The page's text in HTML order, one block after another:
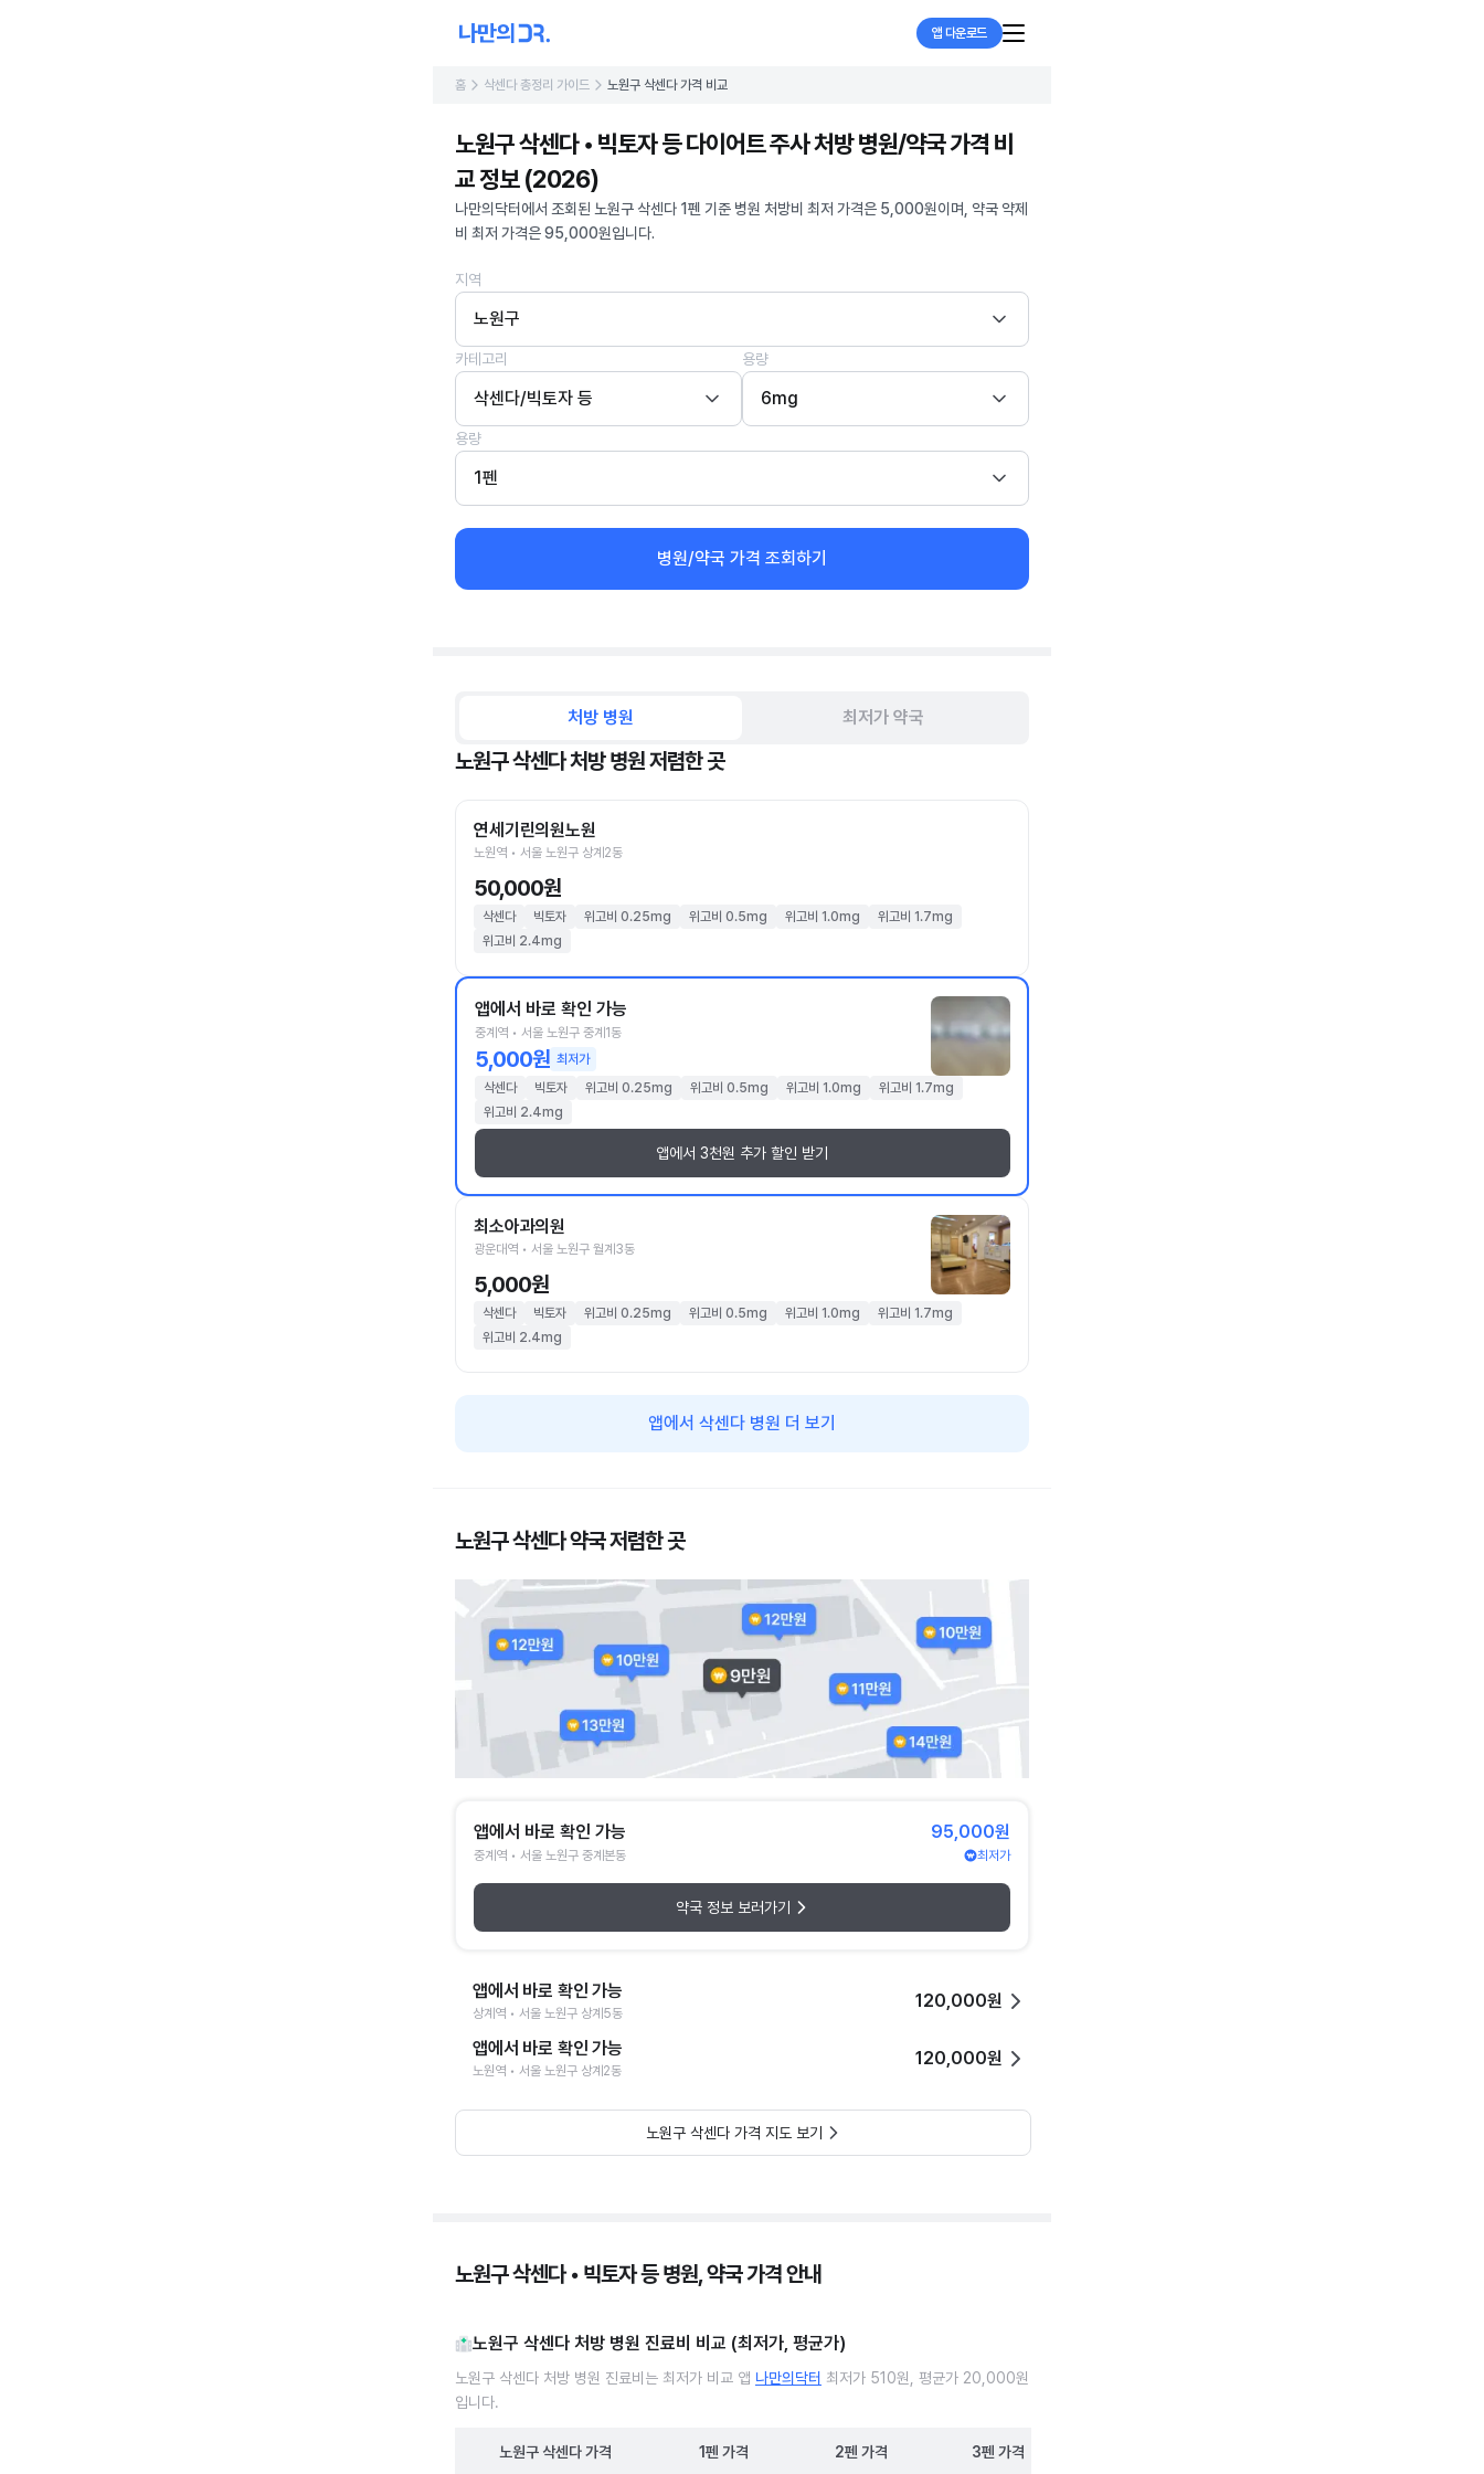
앱 다운로드
홈 삭센다 총정리 가이드 노원구 삭센다 가격 비교
노원구 삭센다 • 빅토자 등 다이어트 주사 처방 병원/약국 가격 비
교 정보 (2026)
나만의닥터에서 조회된 노원구 삭센다 1펜 기준 병원 처방비 최저 가격은 5,000원이며, 약국 약제
비 최저 가격은 95,000원입니다.
지역
노원구
카테고리
삭센다/빅토자 등
용량
6mg
용량
1펜
병원/약국 가격 조회하기
처방 병원 최저가 약국
노원구 삭센다 처방 병원 저렴한 곳
연세기린의원노원
노원역 • 서울 노원구 상계2동
50,000원
삭센다 빅토자 위고비 0.25mg 위고비 0.5mg 위고비 1.0mg
위고비 1.7mg
위고비 2.4mg
앱에서 바로 확인 가능
중계역 • 서울 노원구 중계1동
5,000원 최저가
삭센다
빅토자 위고비 0.25mg 위고비 0.5mg 위고비 1.0mg
위고비 1.7mg
위고비 2.4mg
앱에서 3천원 추가 할인 받기
최소아과의원
광운대역 • 서울 노원구 월계3동
5,000원
삭센다 빅토자 위고비 0.25mg 위고비 0.5mg 위고비 1.0mg
위고비 1.7mg
위고비 2.4mg
앱에서 삭센다 병원 더 보기
노원구 삭센다 약국 저렴한 곳
앱에서 바로 확인 가능
중계역 • 서울 노원구 중계본동
95,000원
최저가
약국 정보 보러가기
앱에서 바로 확인 가능
상계역 • 서울 노원구 상계5동
120,000원
앱에서 바로 확인 가능
노원역 • 서울 노원구 상계2동
120,000원
노원구 삭센다 가격 지도 보기
노원구 삭센다 • 빅토자 등 병원, 약국 가격 안내
노원구 삭센다 처방 병원 진료비 비교 (최저가, 평균가)
노원구 삭센다 처방 병원 진료비는 최저가 비교 앱 나만의닥터 최저가 510원, 평균가 20,000원
입니다.
노원구 삭센다가격 1펜 가격 2펜 가격 3펜 가격